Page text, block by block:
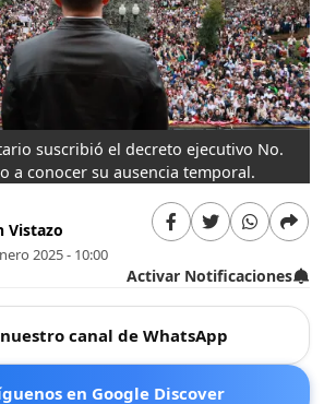
suscribió el decreto ejecutivo No.
a conocer su ausencia temporal.
Vistazo
2025 - 10:00
Activar Notificaciones
canal de WhatsApp
en Google Discover